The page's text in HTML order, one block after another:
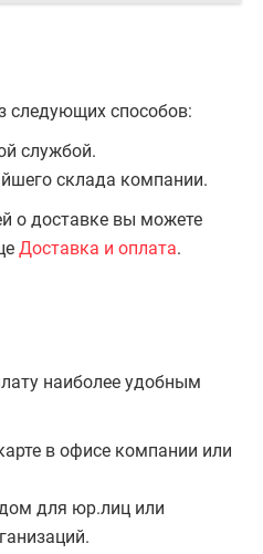
следующих способов:
службой.
склада компании.
о доставке вы можете
Доставка и оплата.
наиболее удобным
в офисе компании или
для юр.лиц или